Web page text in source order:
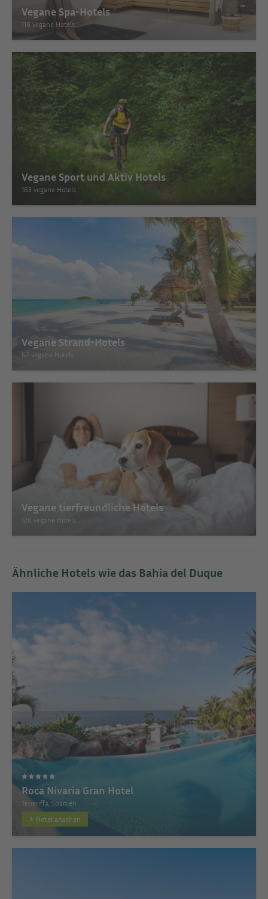
Vegane Spa-Hotels
116 vegane Hotels
Vegane Sport und Aktiv Hotels
163 vegane Hotels
Vegane Strand-Hotels
62 vegane Hotels
Vegane tierfreundliche Hotels
126 vegane Hotels
Ähnliche Hotels wie das Bahia del Duque
Roca Nivaria Gran Hotel
Teneriffa, Spanien
Hotel ansehen